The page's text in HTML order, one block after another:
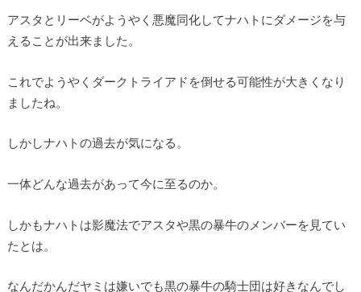
アスタとリーベがようやく悪魔同化してナハトにダメージを与
えることが出来ました。
これでようやくダークトライアドを倒せる可能性が大きくなり
ましたね。
しかしナハトの過去が気になる。
一体どんな過去があって今に至るのか。
しかもナハトは影魔法でアスタや黒の暴牛のメンバーを見てい
たとは。
なんだかんだヤミは嫌いでも黒の暴牛の騎士団は好きなんでし